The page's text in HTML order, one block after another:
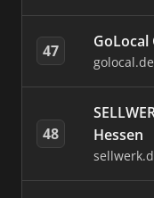
47 GoLocal
golocal.de
48
Hessen